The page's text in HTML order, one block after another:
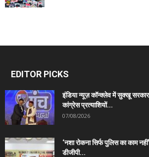
EDITOR PICKS
इंडिया न्यूज़ कॉन्क्लेव में सुक्खू
कांग्रेस प्रत्याशियों...
07/08/2026
‘नशा रोकना सिर्फ पुलिस का काम
डीजीपी...